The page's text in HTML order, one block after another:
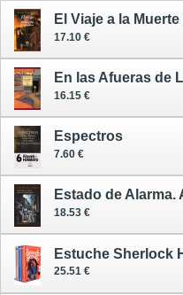
El Viaje a la
17.10 €
En las Afueras de
16.15 €
Espectros
7.60 €
18.53 €
Estuche Sherlock
25.51 €